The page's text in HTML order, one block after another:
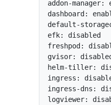
addon-manager:
dashboard:
default-
efk: disabled
freshpod:
gvisor:
helm-tiller:
ingress:
ingress-dns:
logviewer: